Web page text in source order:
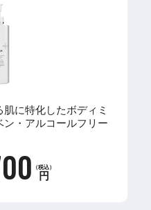
に特化したボディミ
ン・アルコールフリー
（税込）
円